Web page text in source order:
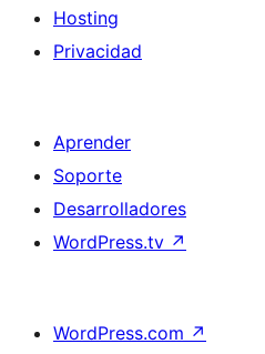
Hosting
Privacidad
Aprender
Soporte
Desarrolladores
WordPress.tv ↗
WordPress.com ↗